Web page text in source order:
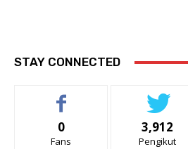
STAY CONNECTED
0
Fans
3,912
Pengikut